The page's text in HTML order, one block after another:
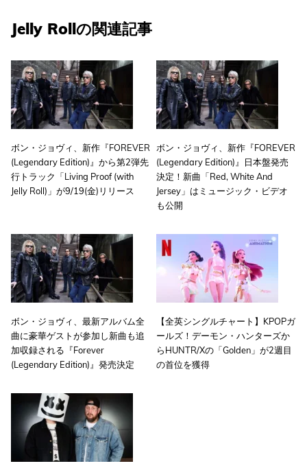
Jelly Rollの関連記事
ボン・ジョヴィ、新作『FOREVER
(Legendary Edition)』から第2弾先
行トラック「Living Proof (with
Jelly Roll)」が9/19(金)リリース
ボン・ジョヴィ、新作『FOREVER
(Legendary Edition)』日本盤発売
決定！新曲「Red, White And
Jersey」はミュージック・ビデオ
も公開
ボン・ジョヴィ、最新アルバム全
曲に豪華ゲストが参加し新曲も追
加収録される『Forever
(Legendary Edition)』発売決定
【全英シングルチャート】KPOPガ
ールズ！デーモン・ハンターズか
らHUNTR/Xの「Golden」が2週目
の首位を獲得